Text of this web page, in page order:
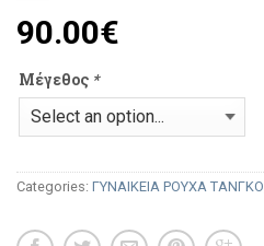
90.00€
Μέγεθος *
Categories: ΓΥΝΑΙΚΕΙΑ ΡΟΥΧΑ ΤΑΝΓΚΟ